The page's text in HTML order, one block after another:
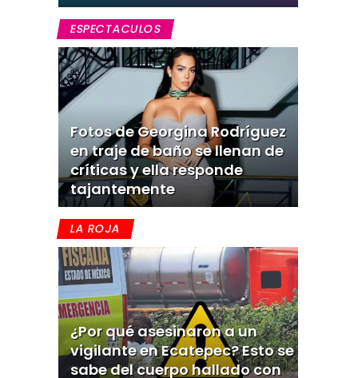
ESPECTACULOS
Fotos de Georgina Rodríguez
en traje de baño se llenan de
críticas y ella responde
tajantemente
LA ROJA
¿Por qué asesinaron a un
vigilante en Ecatepec? Esto se
sabe del cuerpo hallado con